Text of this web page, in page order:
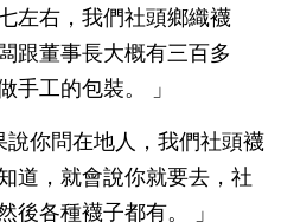
左右，我們社頭鄉織襪
跟董事長大概有三百多
手工的包裝。 」
你問在地人，我們社頭襪
道，就會說你就要去，社
後各種襪子都有。 」